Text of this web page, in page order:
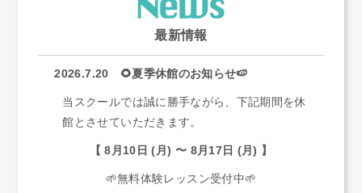
最新情報
2026.7.20 🌻夏季休館のお知らせ🍉
当スクールでは誠に勝手ながら、下記期間を休
館とさせていただきます。
【 8月10日 (月) 〜 8月17日 (月) 】
🌱無料体験レッスン受付中🌱